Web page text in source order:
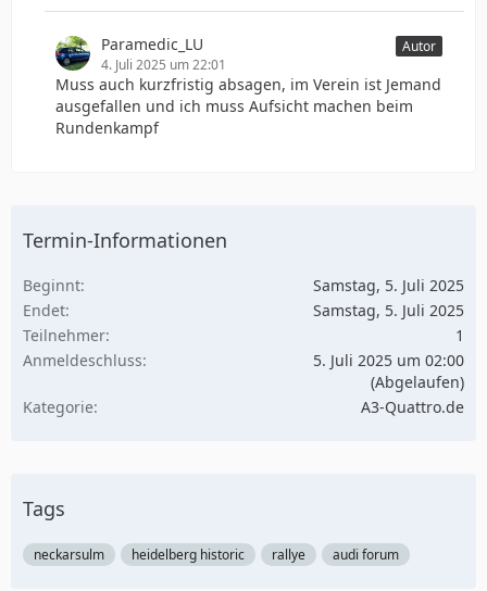
Paramedic_LU
4. Juli 2025 um 22:01
Autor
Muss auch kurzfristig absagen, im Verein ist Jemand
ausgefallen und ich muss Aufsicht machen beim
Rundenkampf
Termin-Informationen
Beginnt
Samstag, 5. Juli 2025
Endet
Samstag, 5. Juli 2025
Teilnehmer
1
Anmeldeschluss
5. Juli 2025 um 02:00
(Abgelaufen)
Kategorie
A3-Quattro.de
Tags
neckarsulm heidelberg historic rallye audi forum